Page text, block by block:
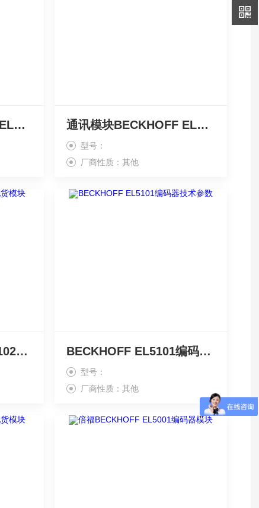
通讯模块BECKHOFF EL6002现货 通讯模块BECKHOFF EL6001现货
型号：
厂商性质：其他
毕浮BECKHOFF EL5102现货模块 BECKHOFF EL5101编码器技术参数
型号：
厂商性质：其他